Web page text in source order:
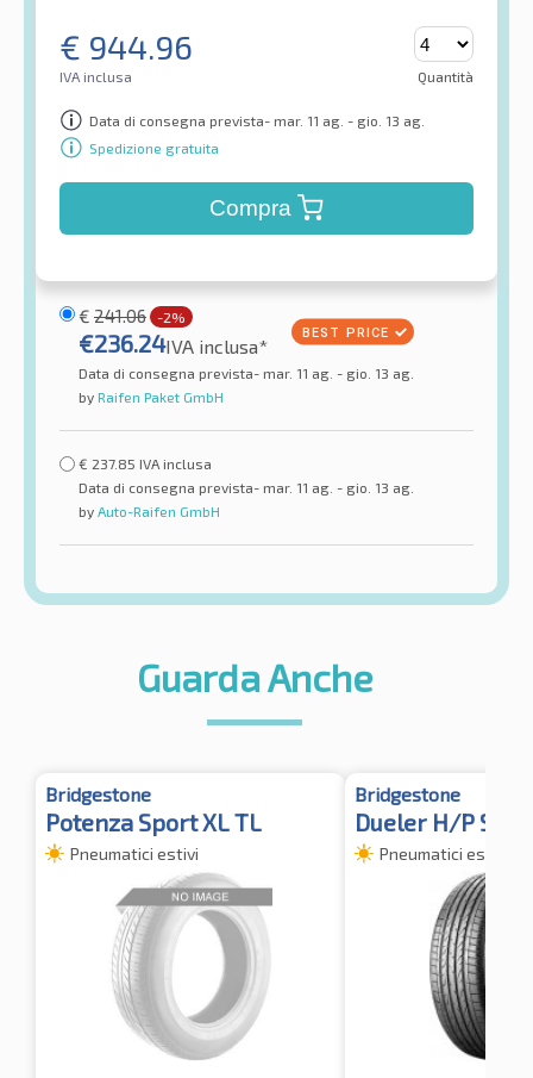
€ 944.96
IVA inclusa Quantità
Data di consegna prevista- mar. 11 ag. - gio. 13 ag.
Spedizione gratuita
Compra
€ 241.06 -2%
€236.24IVA inclusa*
Data di consegna prevista- mar. 11 ag. - gio. 13 ag.
by Raifen Paket GmbH
€ 237.85 IVA inclusa
Data di consegna prevista- mar. 11 ag. - gio. 13 ag.
by Auto-Raifen GmbH
Guarda Anche
Bridgestone
Potenza Sport XL TL
Pneumatici estivi
Bridgestone
Dueler H/P
Pneumatici estivi